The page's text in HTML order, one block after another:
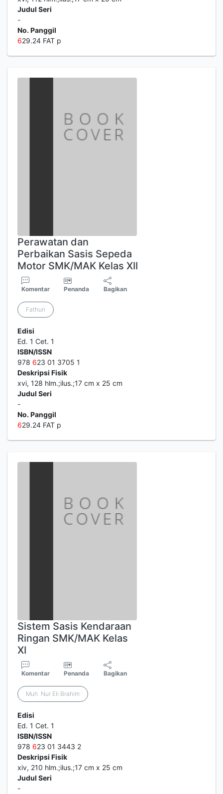
Judul Seri
-
No. Panggil
629.24 FAT p
Perawatan dan
Perbaikan Sasis Sepeda
Motor SMK/MAK Kelas XII
Komentar Penanda Bagikan
Fathun
Edisi
Ed. 1 Cet. 1
ISBN/ISSN
978 623 01 3705 1
Deskripsi Fisik
xvi, 128 hlm.;ilus.;17 cm x 25 cm
Judul Seri
-
No. Panggil
629.24 FAT p
Sistem Sasis Kendaraan
Ringan SMK/MAK Kelas
XI
Komentar Penanda Bagikan
Muh. Nur Eli Brahim
Edisi
Ed. 1 Cet. 1
ISBN/ISSN
978 623 01 3443 2
Deskripsi Fisik
xiv, 210 hlm.;ilus.;17 cm x 25 cm
Judul Seri
-